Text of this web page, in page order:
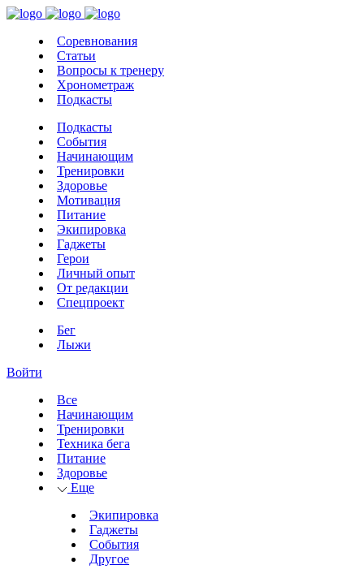
Соревнования
Статьи
Вопросы к тренеру
Хронометраж
Подкасты
Подкасты
События
Начинающим
Тренировки
Здоровье
Мотивация
Питание
Экипировка
Гаджеты
Герои
Личный опыт
От редакции
Спецпроект
Бег
Лыжи
Войти
Все
Начинающим
Тренировки
Техника бега
Питание
Здоровье
Еще
Экипировка
Гаджеты
События
Другое